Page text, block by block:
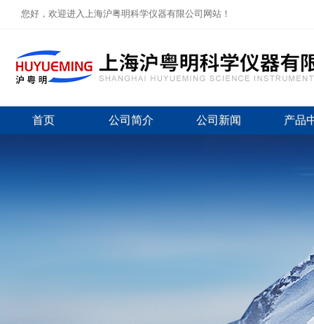
您好，欢迎进入上海沪粤明科学仪器有限公司网站！
首页 公司简介 公司新闻 产品